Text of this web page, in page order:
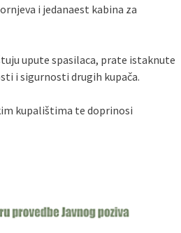
i jedanaest kabina za
upute spasilaca, prate istaknute
i sigurnosti drugih kupača.
kupalištima te doprinosi